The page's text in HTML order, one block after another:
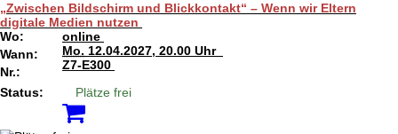
„Zwischen Bildschirm und Blickkontakt“ – Wenn wir Eltern
digitale Medien nutzen
Wo:
online
Wann:
Mo. 12.04.2027, 20.00 Uhr
Nr.:
Z7-E300
Status:
Plätze frei